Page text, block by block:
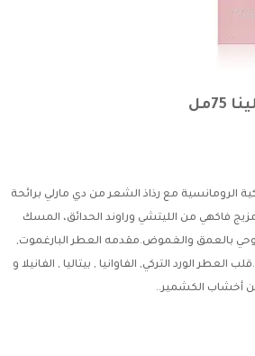
الرومانسية مع رذاذ الشعر من دي مارلي برائحة
مزيج فاكهي من الليتشي وراوند الحدائق، المسك
توحي بالعمق والغموض.مقدمه العطر البارغموت,
العطر الورد التركي, الفاوانيا , بيتاليا , الفانيلا و
أخشاب الكشمير..